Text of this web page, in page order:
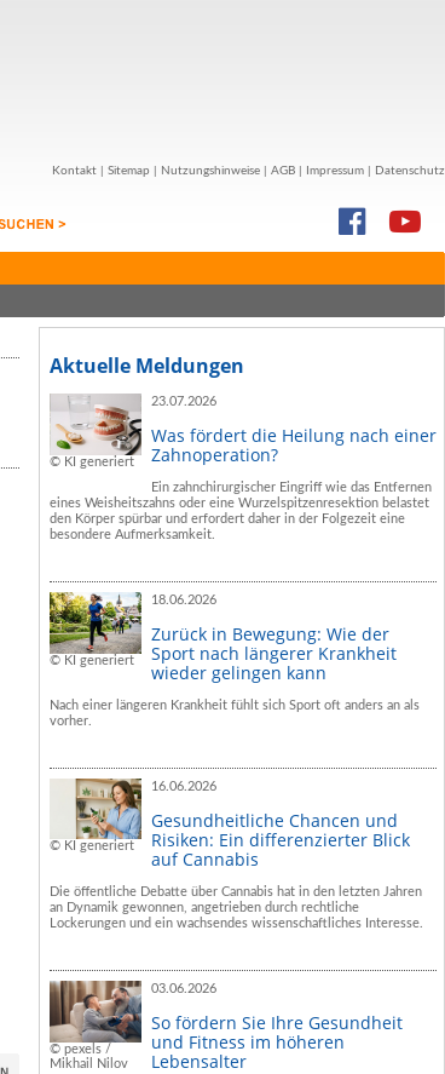
Kontakt Sitemap Nutzungshinweise AGB Impressum Datenschutz
Aktuelle Meldungen
© KI generiert
23.07.2026
Was fördert die Heilung nach einer
Zahnoperation?
Ein zahnchirurgischer Eingriff wie das Entfernen
eines Weisheitszahns oder eine Wurzelspitzenresektion belastet
den Körper spürbar und erfordert daher in der Folgezeit eine
besondere Aufmerksamkeit.
© KI generiert
18.06.2026
Zurück in Bewegung: Wie der
Sport nach längerer Krankheit
wieder gelingen kann
Nach einer längeren Krankheit fühlt sich Sport oft anders an als
vorher.
© KI generiert
16.06.2026
Gesundheitliche Chancen und
Risiken: Ein differenzierter Blick
auf Cannabis
Die öffentliche Debatte über Cannabis hat in den letzten Jahren
an Dynamik gewonnen, angetrieben durch rechtliche
Lockerungen und ein wachsendes wissenschaftliches Interesse.
© pexels /
Mikhail Nilov
03.06.2026
So fördern Sie Ihre Gesundheit
und Fitness im höheren
Lebensalter